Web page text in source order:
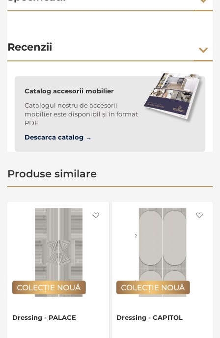
Recenzii
Catalog accesorii mobilier
Catalogul nostru de accesorii
mobilier este disponibil și în format
PDF.
Descarca catalog →
Produse similare
Dressing - PALACE Dressing - CAPITOL